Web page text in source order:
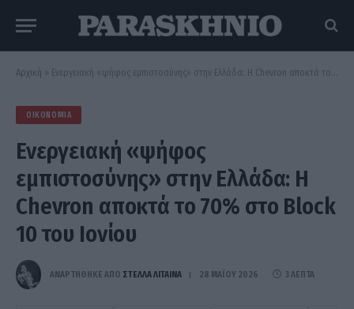
Αρχική » Ενεργειακή «ψήφος εμπιστοσύνης» στην Ελλάδα: Η Chevron αποκτά το 70% στο Block 10 του Ιονίου
ΟΙΚΟΝΟΜΊΑ
Ενεργειακή «ψήφος
εμπιστοσύνης» στην Ελλάδα: Η
Chevron αποκτά το 70% στο Block
10 του Ιονίου
ΑΝΑΡΤΗΘΗΚΕ ΑΠΟ ΣΤΈΛΛΑ ΛΊΤΑΙΝΑ 28 ΜΑΪ́ΟΥ 2026 3 ΛΕΠΤΆ